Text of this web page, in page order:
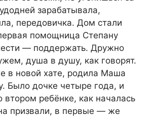
зарабатывала,
передовичка. Дом стали
помощница Степану
— поддержать. Дружно
душа в душу, как говорят.
в новой хате, родила Маша
Было дочке четыре года, и
ребёнке, как началась
призвали, в первые — же